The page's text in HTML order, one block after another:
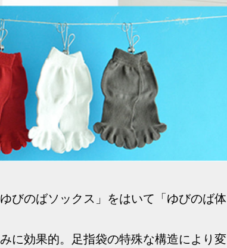
びのばソックス」をはいて「ゆびのば体
に効果的。足指袋の特殊な構造により変